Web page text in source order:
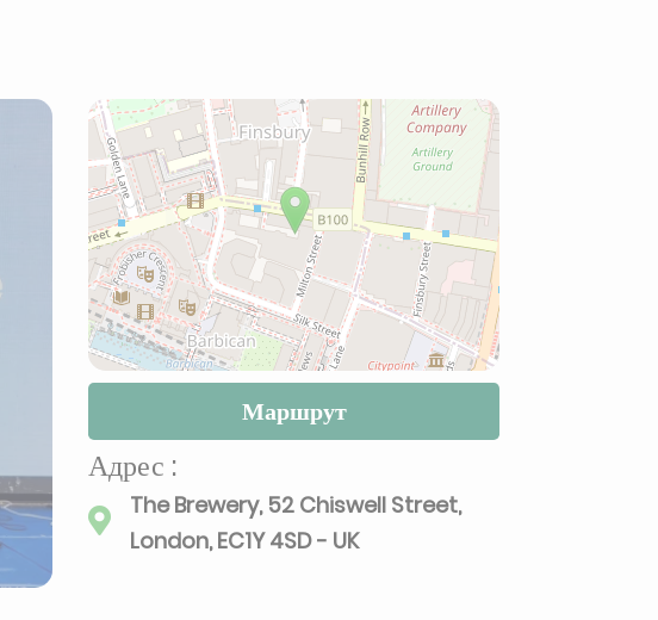
Маршрут
Адрес :
The Brewery, 52 Chiswell Street,
London, EC1Y 4SD - UK